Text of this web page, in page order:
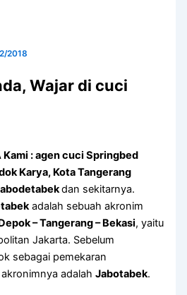
2018
Wajar di cuci
: agen cuci Springbed
Karya, Kota Tangerang
dan sekitarnya.
adalah sebuah akronim
– Tangerang – Bekasi, yaitu
Jakarta. Sebelum
sebagai pemekaran
adalahJabotabek.